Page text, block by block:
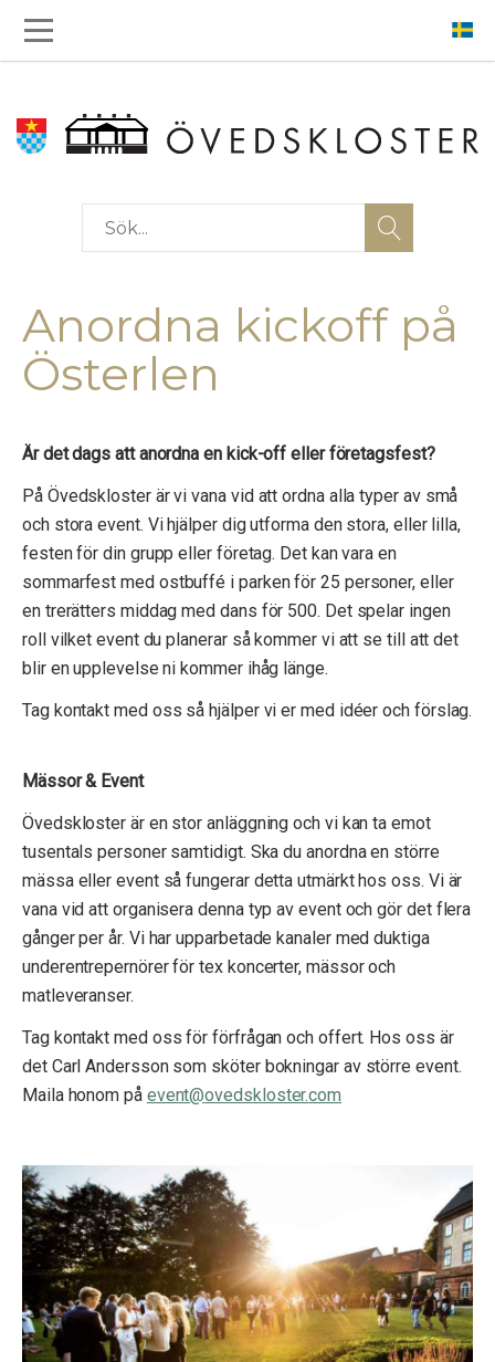
Anordna kickoff på
Österlen
Är det dags att anordna en kick-off eller företagsfest?
På Övedskloster är vi vana vid att ordna alla typer av små
och stora event. Vi hjälper dig utforma den stora, eller lilla,
festen för din grupp eller företag. Det kan vara en
sommarfest med ostbuffé i parken för 25 personer, eller
en trerätters middag med dans för 500. Det spelar ingen
roll vilket event du planerar så kommer vi att se till att det
blir en upplevelse ni kommer ihåg länge.
Tag kontakt med oss så hjälper vi er med idéer och förslag.
Mässor & Event
Övedskloster är en stor anläggning och vi kan ta emot
tusentals personer samtidigt. Ska du anordna en större
mässa eller event så fungerar detta utmärkt hos oss. Vi är
vana vid att organisera denna typ av event och gör det flera
gånger per år. Vi har upparbetade kanaler med duktiga
underentrepernörer för tex koncerter, mässor och
matleveranser.
Tag kontakt med oss för förfrågan och offert. Hos oss är
det Carl Andersson som sköter bokningar av större event.
Maila honom på event@ovedskloster.com